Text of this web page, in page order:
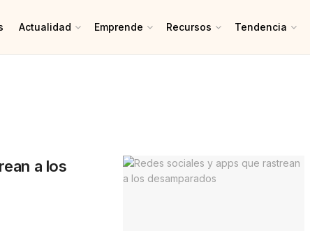
Actualidad Emprende Recursos Tendencia
a los